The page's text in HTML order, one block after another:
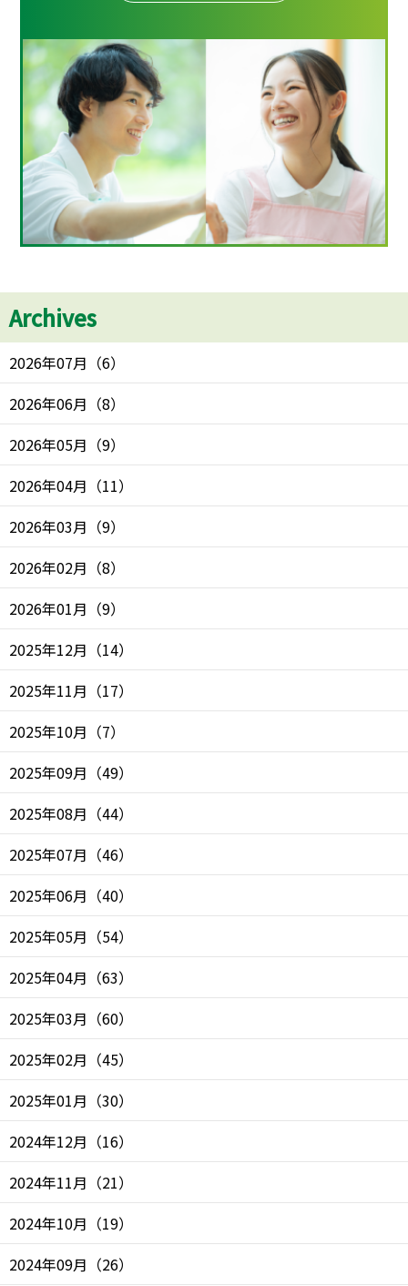
Archives
2026年07月 （6）
2026年06月 （8）
2026年05月 （9）
2026年04月 （11）
2026年03月 （9）
2026年02月 （8）
2026年01月 （9）
2025年12月 （14）
2025年11月 （17）
2025年10月 （7）
2025年09月 （49）
2025年08月 （44）
2025年07月 （46）
2025年06月 （40）
2025年05月 （54）
2025年04月 （63）
2025年03月 （60）
2025年02月 （45）
2025年01月 （30）
2024年12月 （16）
2024年11月 （21）
2024年10月 （19）
2024年09月 （26）